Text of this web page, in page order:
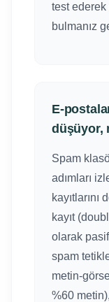
test ederek
bulmanız
E-
düşüyor,
Spam
adımları
kayıtlarını
kayıt
olarak
spam
metin-
%60 metin),